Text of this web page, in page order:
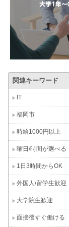
関連キーワード
IT
福岡市
時給1000円以上
曜日/時間が選べる
1日3時間からOK
外国人/留学生歓迎
大学院生歓迎
面接後すぐ働ける